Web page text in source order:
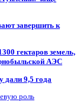
завершить к
гектаров земель,
АЭС
дали 9,5 года
роль